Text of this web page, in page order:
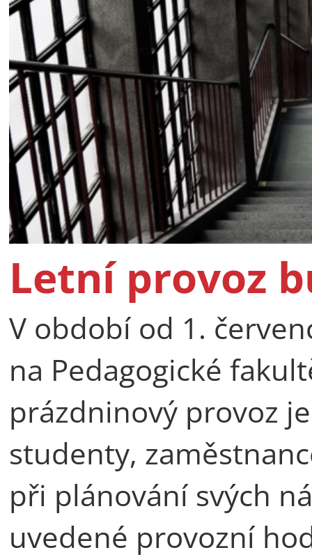
Letní provoz
V období od 1.
na Pedagogické
prázdninový provoz
studenty,
při plánování svých
uvedené provozní